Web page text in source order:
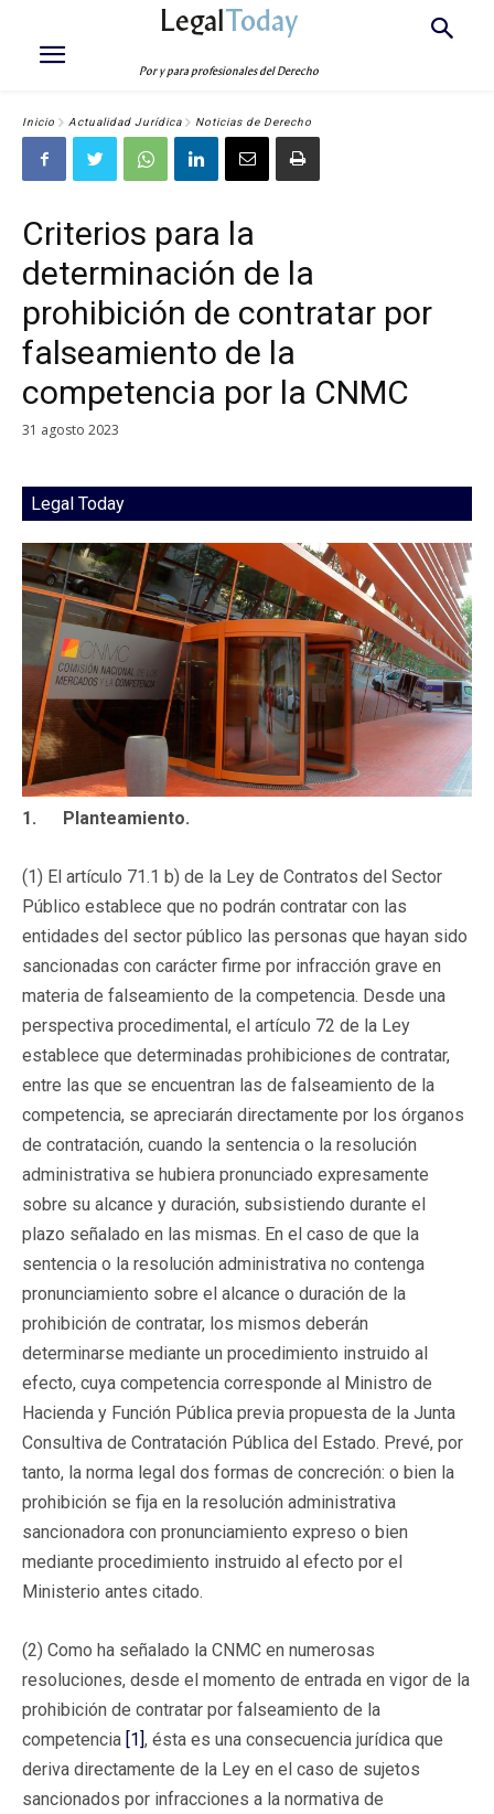
LegalToday
Por y para profesionales del Derecho
Inicio Actualidad Jurídica Noticias de Derecho
Criterios para la
determinación de la
prohibición de contratar por
falseamiento de la
competencia por la CNMC
31 agosto 2023
Legal Today
1. Planteamiento.
(1) El artículo 71.1 b) de la Ley de Contratos del Sector
Público establece que no podrán contratar con las
entidades del sector público las personas que hayan sido
sancionadas con carácter firme por infracción grave en
materia de falseamiento de la competencia. Desde una
perspectiva procedimental, el artículo 72 de la Ley
establece que determinadas prohibiciones de contratar,
entre las que se encuentran las de falseamiento de la
competencia, se apreciarán directamente por los órganos
de contratación, cuando la sentencia o la resolución
administrativa se hubiera pronunciado expresamente
sobre su alcance y duración, subsistiendo durante el
plazo señalado en las mismas. En el caso de que la
sentencia o la resolución administrativa no contenga
pronunciamiento sobre el alcance o duración de la
prohibición de contratar, los mismos deberán
determinarse mediante un procedimiento instruido al
efecto, cuya competencia corresponde al Ministro de
Hacienda y Función Pública previa propuesta de la Junta
Consultiva de Contratación Pública del Estado. Prevé, por
tanto, la norma legal dos formas de concreción: o bien la
prohibición se fija en la resolución administrativa
sancionadora con pronunciamiento expreso o bien
mediante procedimiento instruido al efecto por el
Ministerio antes citado.
(2) Como ha señalado la CNMC en numerosas
resoluciones, desde el momento de entrada en vigor de la
prohibición de contratar por falseamiento de la
competencia [1], ésta es una consecuencia jurídica que
deriva directamente de la Ley en el caso de sujetos
sancionados por infracciones a la normativa de